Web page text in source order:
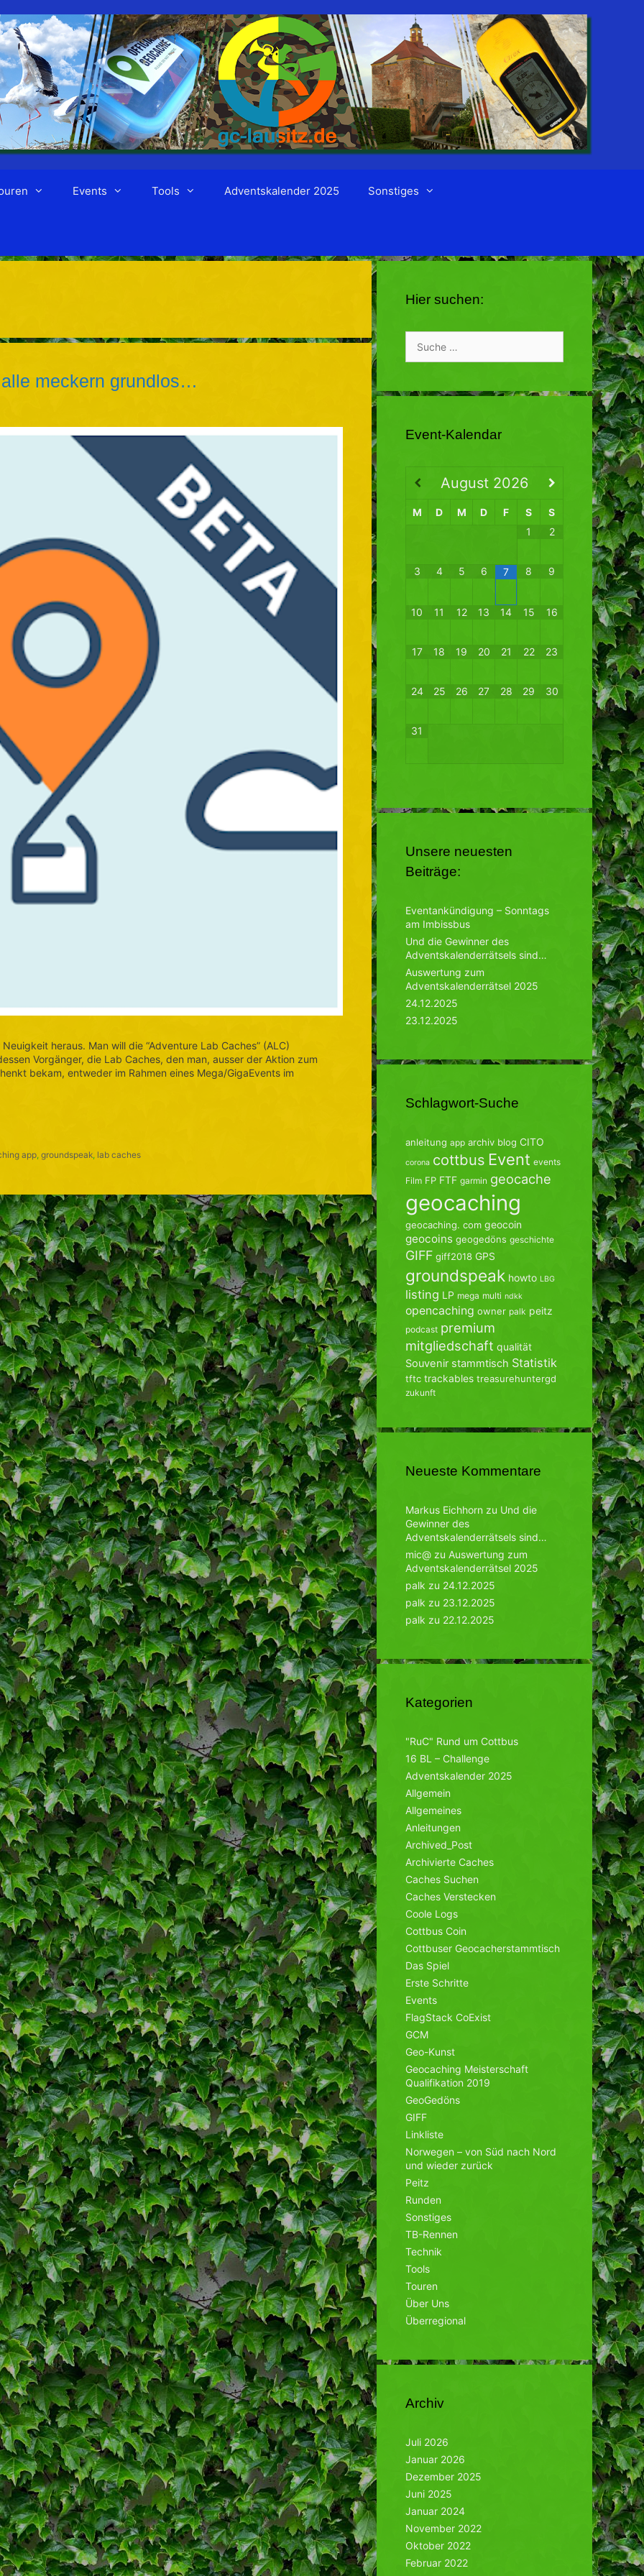
Events Tools Adventskalender 2025 Sonstiges
meckern grundlos…
heraus. Man will die “Adventure Lab Caches” (ALC)
Vorgänger, die Lab Caches, den man, ausser der Aktion zum
bekam, entweder im Rahmen eines Mega/GigaEvents im
app,groundspeak, lab caches
Hier suchen:
nach:
Event-Kalendar
August 2026
M D M D F S
S
1
2
3 4 5 6 7 8 9
10 11 12 13 14 15 16
17 18 19 20 21 22 23
24 25 26 27 28 29 30
31
Unsere neuesten
Beiträge:
Eventankündigung – Sonntags
am Imbissbus
Und die Gewinner des
Adventskalenderrätsels sind…
Auswertung zum
Adventskalenderrätsel 2025
24.12.2025
23.12.2025
Schlagwort-Suche
anleitung app archiv blog CITO
corona cottbus Event events
Film FP FTF garmin geocache
geocaching
geocaching. com geocoin
geocoins geogedöns geschichte
GIFF giff2018 GPS
groundspeak howto LBG
listing LP mega multi ndkk
opencaching owner palk peitz
podcast premium
mitgliedschaft qualität
Souvenir stammtisch Statistik
tftc trackables treasurehuntergd
zukunft
Neueste Kommentare
Markus Eichhorn zu Und die
Gewinner des
Adventskalenderrätsels sind…
mic@ zu Auswertung zum
Adventskalenderrätsel 2025
palk zu 24.12.2025
palk zu 23.12.2025
palk zu 22.12.2025
Kategorien
"RuC" Rund um Cottbus
16 BL – Challenge
Adventskalender 2025
Allgemein
Allgemeines
Anleitungen
Archived_Post
Archivierte Caches
Caches Suchen
Caches Verstecken
Coole Logs
Cottbus Coin
Cottbuser Geocacherstammtisch
Das Spiel
Erste Schritte
Events
FlagStack CoExist
GCM
Geo-Kunst
Geocaching Meisterschaft
Qualifikation 2019
GeoGedöns
GIFF
Linkliste
Norwegen – von Süd nach Nord
und wieder zurück
Peitz
Runden
Sonstiges
TB-Rennen
Technik
Tools
Touren
Über Uns
Überregional
Archiv
Juli 2026
Januar 2026
Dezember 2025
Juni 2025
Januar 2024
November 2022
Oktober 2022
Februar 2022